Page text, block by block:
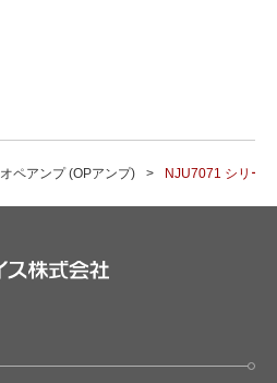
オペアンプ (OPアンプ) NJU7071 シリーズ